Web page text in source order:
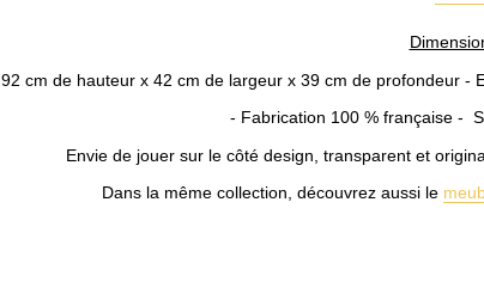
92 cm de hauteur x 42 cm de largeur x 39 cm de profondeur -
- Fabrication 100 % française -
Envie de jouer sur le côté design, transparent et
Dans la même collection, découvrez aussi le